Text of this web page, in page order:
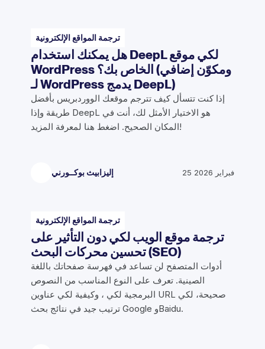
ترجمة المواقع الإلكترونية
هل يمكنك استخدام DeepL لكي موقع
WordPress الخاص بك؟ (ومكوّن إضافي
لـ WordPress يدمج DeepL)
إذا كنت تتسأل كيف تترجم موقعك الووردبريس بأفضل
طريقة وإذا DeepL هو الاختيار الأمثل لك، أنت في
المكان الصحيح. اضغط هنا لمعرفة المزيد!
إليزابيث بوكــورني 25 فبراير 2026
ترجمة المواقع الإلكترونية
ترجمة موقع الويب لكي دون التأثير على
تحسين محركات البحث (SEO)
أدوات المتصفح لن تساعد في فهرسة صفحاتك باللغة
الصينية. تعرف على النوع المناسب من النصوص
البرمجية لكي ، وكيفية لكي عناوين URL صحيحة، لكي
ترتيب جيد في نتائج بحث Google وBaidu.